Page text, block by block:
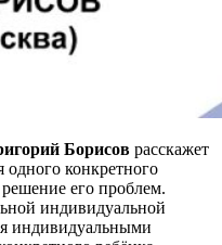
Борисов расскажет
одного конкретного
его проблем.
индивидуальной
индивидуальными